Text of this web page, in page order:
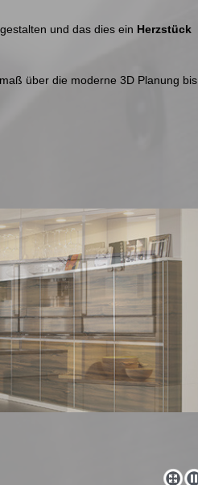
und das dies ein Herzstück
über die moderne 3D Planung bis